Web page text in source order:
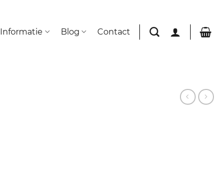
Informatie Blog Contact